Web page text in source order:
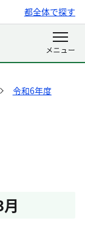
都全体で探す
令和6年度